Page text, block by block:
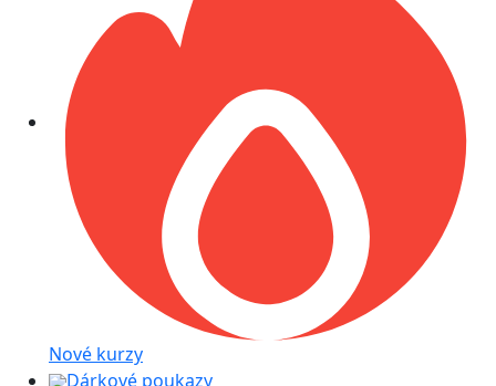
Nové kurzy
Dárkové poukazy